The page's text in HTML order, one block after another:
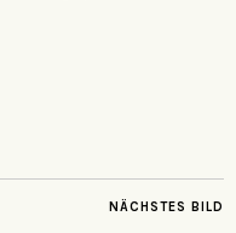
NÄCHSTES BILD